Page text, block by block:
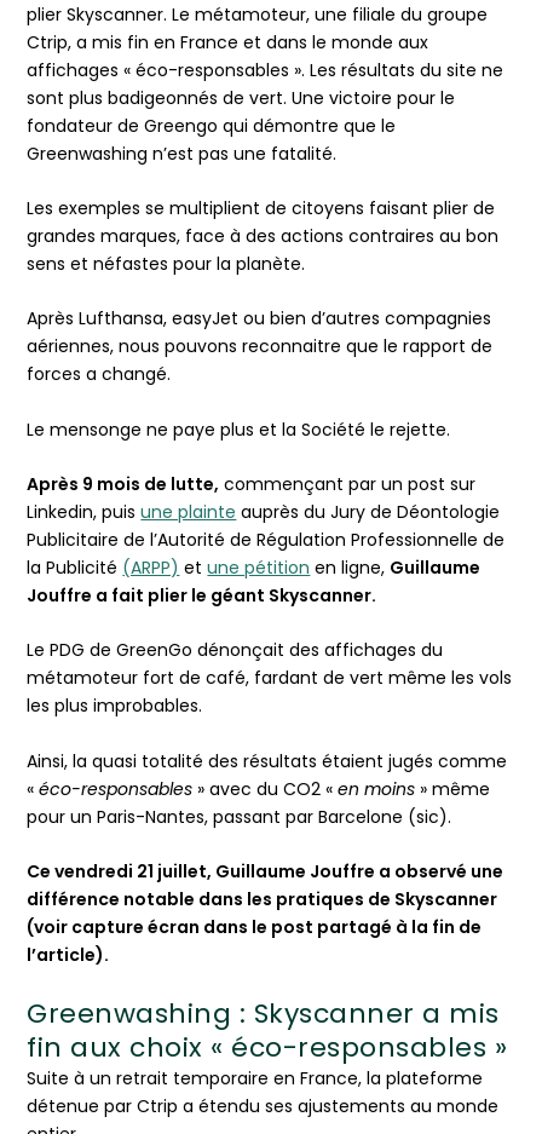
plier Skyscanner. Le métamoteur, une filiale du groupe
Ctrip, a mis fin en France et dans le monde aux
affichages « éco-responsables ». Les résultats du site ne
sont plus badigeonnés de vert. Une victoire pour le
fondateur de Greengo qui démontre que le
Greenwashing n’est pas une fatalité.
Les exemples se multiplient de citoyens faisant plier de
grandes marques, face à des actions contraires au bon
sens et néfastes pour la planète.
Après Lufthansa, easyJet ou bien d’autres compagnies
aériennes, nous pouvons reconnaitre que le rapport de
forces a changé.
Le mensonge ne paye plus et la Société le rejette.
Après 9 mois de lutte, commençant par un post sur
Linkedin, puisune plainte auprès du Jury de Déontologie
Publicitaire de l’Autorité de Régulation Professionnelle de
la Publicité (ARPP) etune pétition en ligne, Guillaume
Jouffre a fait plier le géant Skyscanner.
Le PDG de GreenGo dénonçait des affichages du
métamoteur fort de café, fardant de vert même les vols
les plus improbables.
Ainsi, la quasi totalité des résultats étaient jugés comme
«éco-responsables » avec du CO2 «en moins » même
pour un Paris-Nantes, passant par Barcelone (sic).
Ce vendredi 21 juillet, Guillaume Jouffre a observé une
différence notable dans les pratiques de Skyscanner
(voir capture écran dans le post partagé à la fin de
l’article).
Greenwashing : Skyscanner a mis
fin aux choix « éco-responsables »
Suite à un retrait temporaire en France, la plateforme
détenue par Ctrip a étendu ses ajustements au monde